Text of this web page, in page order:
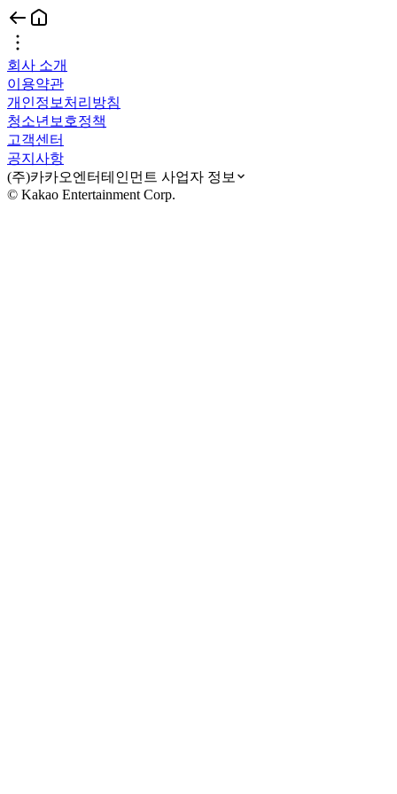
회사 소개
이용약관
개인정보처리방침
청소년보호정책
고객센터
공지사항
(주)카카오엔터테인먼트 사업자 정보
© Kakao Entertainment Corp.